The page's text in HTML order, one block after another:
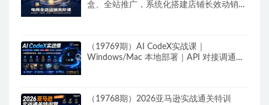
盒、全站推广，系统化搭建店铺长效动销方
（19769期）AI CodeX实战课｜
Windows/Mac 本地部署｜API 对接调通｜
（19768期）2026亚马逊实战通关特训